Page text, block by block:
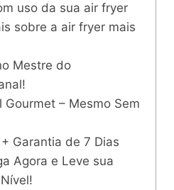
uso da sua air fryer
sobre a air fryer mais
Mestre do
Gourmet – Mesmo Sem
Garantia de 7 Dias
Agora e Leve sua